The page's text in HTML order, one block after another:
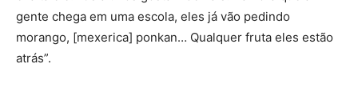
gente chega em uma escola, eles já vão pedindo
morango, [mexerica] ponkan… Qualquer fruta eles estão
atrás”.